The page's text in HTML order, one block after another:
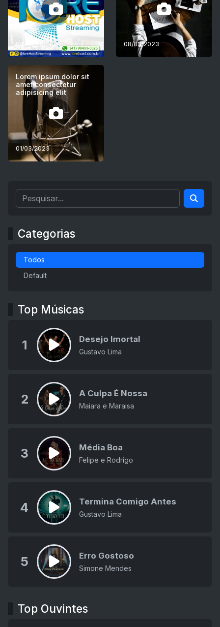
04/05/2023 08/03/2023
Lorem ipsum dolor sit
amet consectetur
adipisicing elit
01/03/2023
Categorias
Todos
Default
Top Músicas
1 Desejo Imortal
Gustavo Lima
2 A Culpa É Nossa
Maiara e Maraisa
3 Média Boa
Felipe e Rodrigo
4 Termina Comigo Antes
Gustavo Lima
5 Erro Gostoso
Simone Mendes
Top Ouvintes